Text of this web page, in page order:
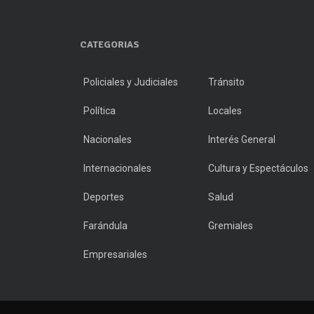
CATEGORIAS
Policiales y Judiciales Tránsito
Política Locales
Nacionales Interés General
Internacionales Cultura y Espectáculos
Deportes Salud
Farándula Gremiales
Empresariales